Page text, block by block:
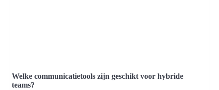
Welke communicatietools zijn geschikt voor hybride
teams?